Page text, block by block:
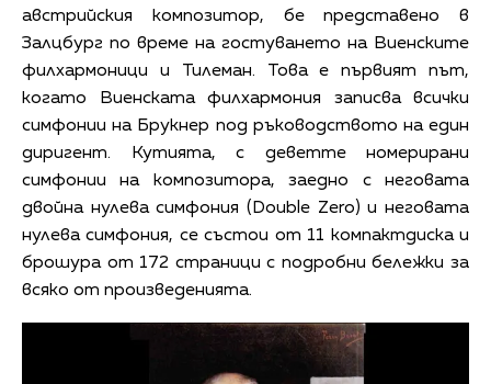
австрийския композитор, бе представено в
Залцбург по време на гостуването на Виенските
филхармоници и Тилеман. Това е първият път,
когато Виенската филхармония записва всички
симфонии на Брукнер под ръководството на един
диригент. Кутията, с деветте номерирани
симфонии на композитора, заедно с неговата
двойна нулева симфония (Double Zero) и неговата
нулева симфония, се състои от 11 компактдиска и
брошура от 172 страници с подробни бележки за
всяко от произведенията.